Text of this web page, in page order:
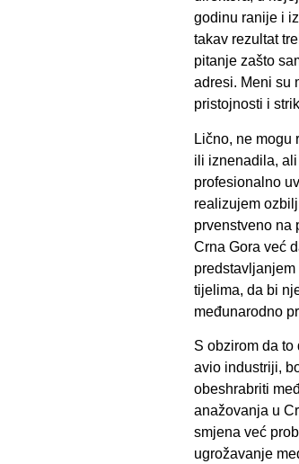
godinu ranije i
takav rezultat
pitanje zašto
adresi. Meni su
pristojnosti i
Lično, ne mogu
ili iznenadila,
profesionalno
realizujem
prvenstveno na
Crna Gora već
tijelima, da bi
međunarodno
S obzirom da
avio industriji,
obeshrabriti
anažovanja u
smjena već
ugrožavanje